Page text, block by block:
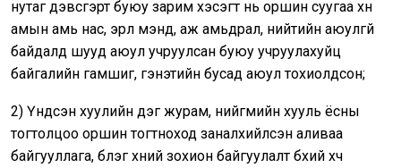
нутаг дэвсгэрт буюу зарим хэсэгт нь оршин суугаа хүн
амын амь нас, эрүүл мэнд, аж амьдрал, нийтийн аюулгүй
байдалд шууд аюул учруулсан буюу учруулахуйц
байгалийн гамшиг, гэнэтийн бусад аюул тохиолдсон;
2) Үндсэн хуулийн дэг журам, нийгмийн хууль ёсны
тогтолцоо оршин тогтноход заналхийлсэн аливаа
байгууллага, бүлэг хүний зохион байгуулалт бүхий хүч